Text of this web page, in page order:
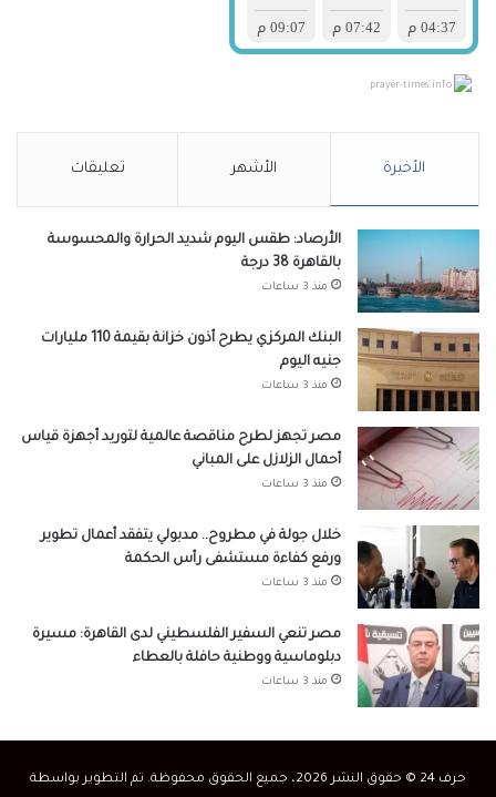
prayer-times.info
الأخيرة الأشهر تعليقات
الأرصاد: طقس اليوم شديد الحرارة والمحسوسة
بالقاهرة 38 درجة
منذ 3 ساعات
البنك المركزي يطرح أذون خزانة بقيمة 110 مليارات
جنيه اليوم
منذ 3 ساعات
مصر تجهز لطرح مناقصة عالمية لتوريد أجهزة قياس
أحمال الزلازل على المباني
منذ 3 ساعات
خلال جولة في مطروح.. مدبولي يتفقد أعمال تطوير
ورفع كفاءة مستشفى رأس الحكمة
منذ 3 ساعات
مصر تنعي السفير الفلسطيني لدى القاهرة: مسيرة
دبلوماسية ووطنية حافلة بالعطاء
منذ 3 ساعات
حرف 24 © حقوق النشر 2026، جميع الحقوق محفوظة. تم التطوير بواسطة